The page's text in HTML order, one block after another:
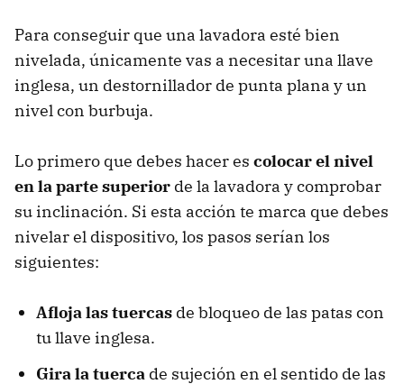
Para conseguir que una lavadora esté bien
nivelada, únicamente vas a necesitar una llave
inglesa, un destornillador de punta plana y un
nivel con burbuja.
Lo primero que debes hacer es colocar el nivel
en la parte superior de la lavadora y comprobar
su inclinación. Si esta acción te marca que debes
nivelar el dispositivo, los pasos serían los
siguientes:
Afloja las tuercas de bloqueo de las patas con
tu llave inglesa.
Gira la tuerca de sujeción en el sentido de las